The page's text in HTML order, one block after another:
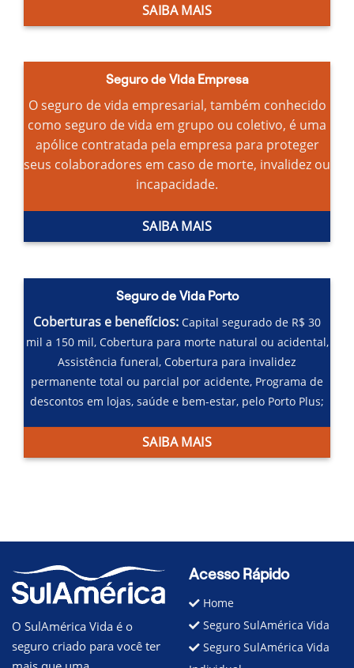
SAIBA MAIS
Seguro de Vida Empresa
O seguro de vida empresarial, também conhecido
como seguro de vida em grupo ou coletivo, é uma
apólice contratada pela empresa para proteger
seus colaboradores em caso de morte, invalidez ou
incapacidade.
SAIBA MAIS
Seguro de Vida Porto
Coberturas e benefícios: Capital segurado de R$ 30
mil a 150 mil, Cobertura para morte natural ou acidental,
Assistência funeral,Cobertura para invalidez
permanente total ou parcial por acidente, Programa de
descontos em lojas, saúde e bem-estar, pelo Porto Plus;
SAIBA MAIS
O SulAmérica Vida é o
seguro criado para você ter
Acesso Rápido
Home
Seguro SulAmérica Vida
Seguro SulAmérica Vida